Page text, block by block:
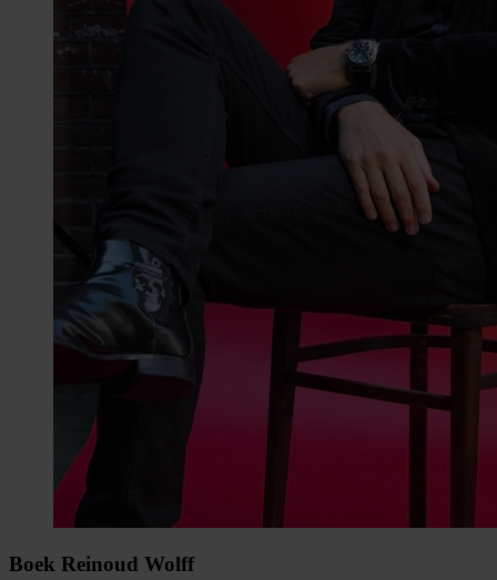
Boek Reinoud Wolff